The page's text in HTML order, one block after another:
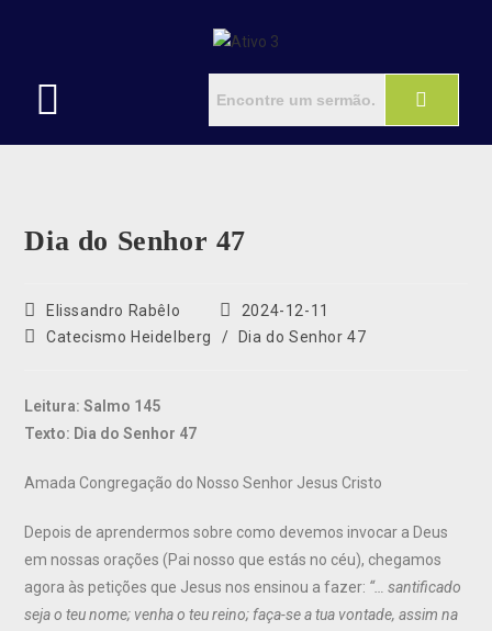
Dia do Senhor 47
Elissandro Rabêlo
2024-12-11
Catecismo Heidelberg
/ Dia do Senhor 47
Leitura: Salmo 145
Texto: Dia do Senhor 47
Amada Congregação do Nosso Senhor Jesus Cristo
Depois de aprendermos sobre como devemos invocar a Deus
em nossas orações (Pai nosso que estás no céu), chegamos
agora às petições que Jesus nos ensinou a fazer: “… santificado
seja o teu nome; venha o teu reino; faça-se a tua vontade, assim na